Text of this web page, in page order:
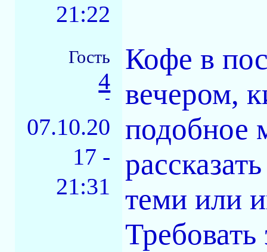
21:22
Гость
4
-
07.10.20
17 -
21:31
Кофе в
вечером,
подобное
теми или
Требовать